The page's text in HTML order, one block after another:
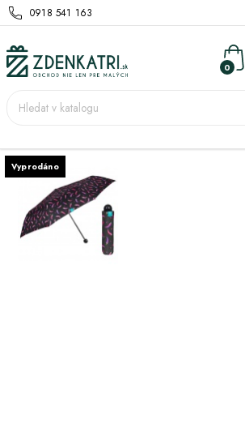
0918 541 163
0
Vyprodáno